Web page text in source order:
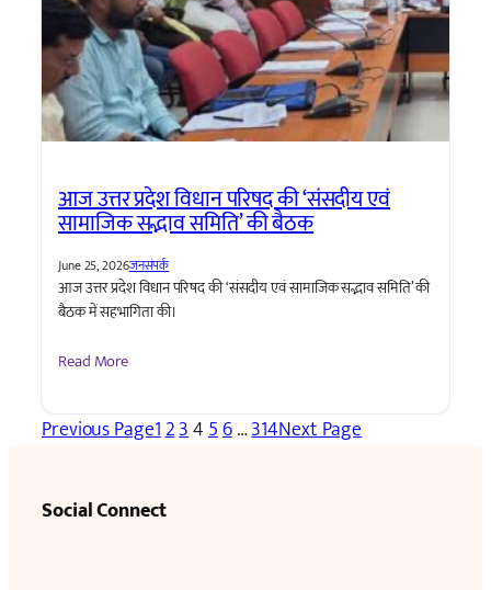
आज उत्तर प्रदेश विधान परिषद की ‘संसदीय एवं
सामाजिक सद्भाव समिति’ की बैठक
June 25, 2026जनसंपर्क
आज उत्तर प्रदेश विधान परिषद की ‘संसदीय एवं सामाजिक सद्भाव समिति’ की
बैठक में सहभागिता की।
Read More
Previous Page123456…314Next Page
Social Connect